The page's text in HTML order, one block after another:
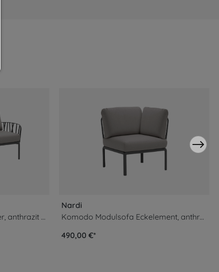
Komodo Gartensofa 2-Sitzer, anthrazit / grigio
Nardi
Komodo Modulsofa Eckelement, anthrazit / grigio
490,00 €*